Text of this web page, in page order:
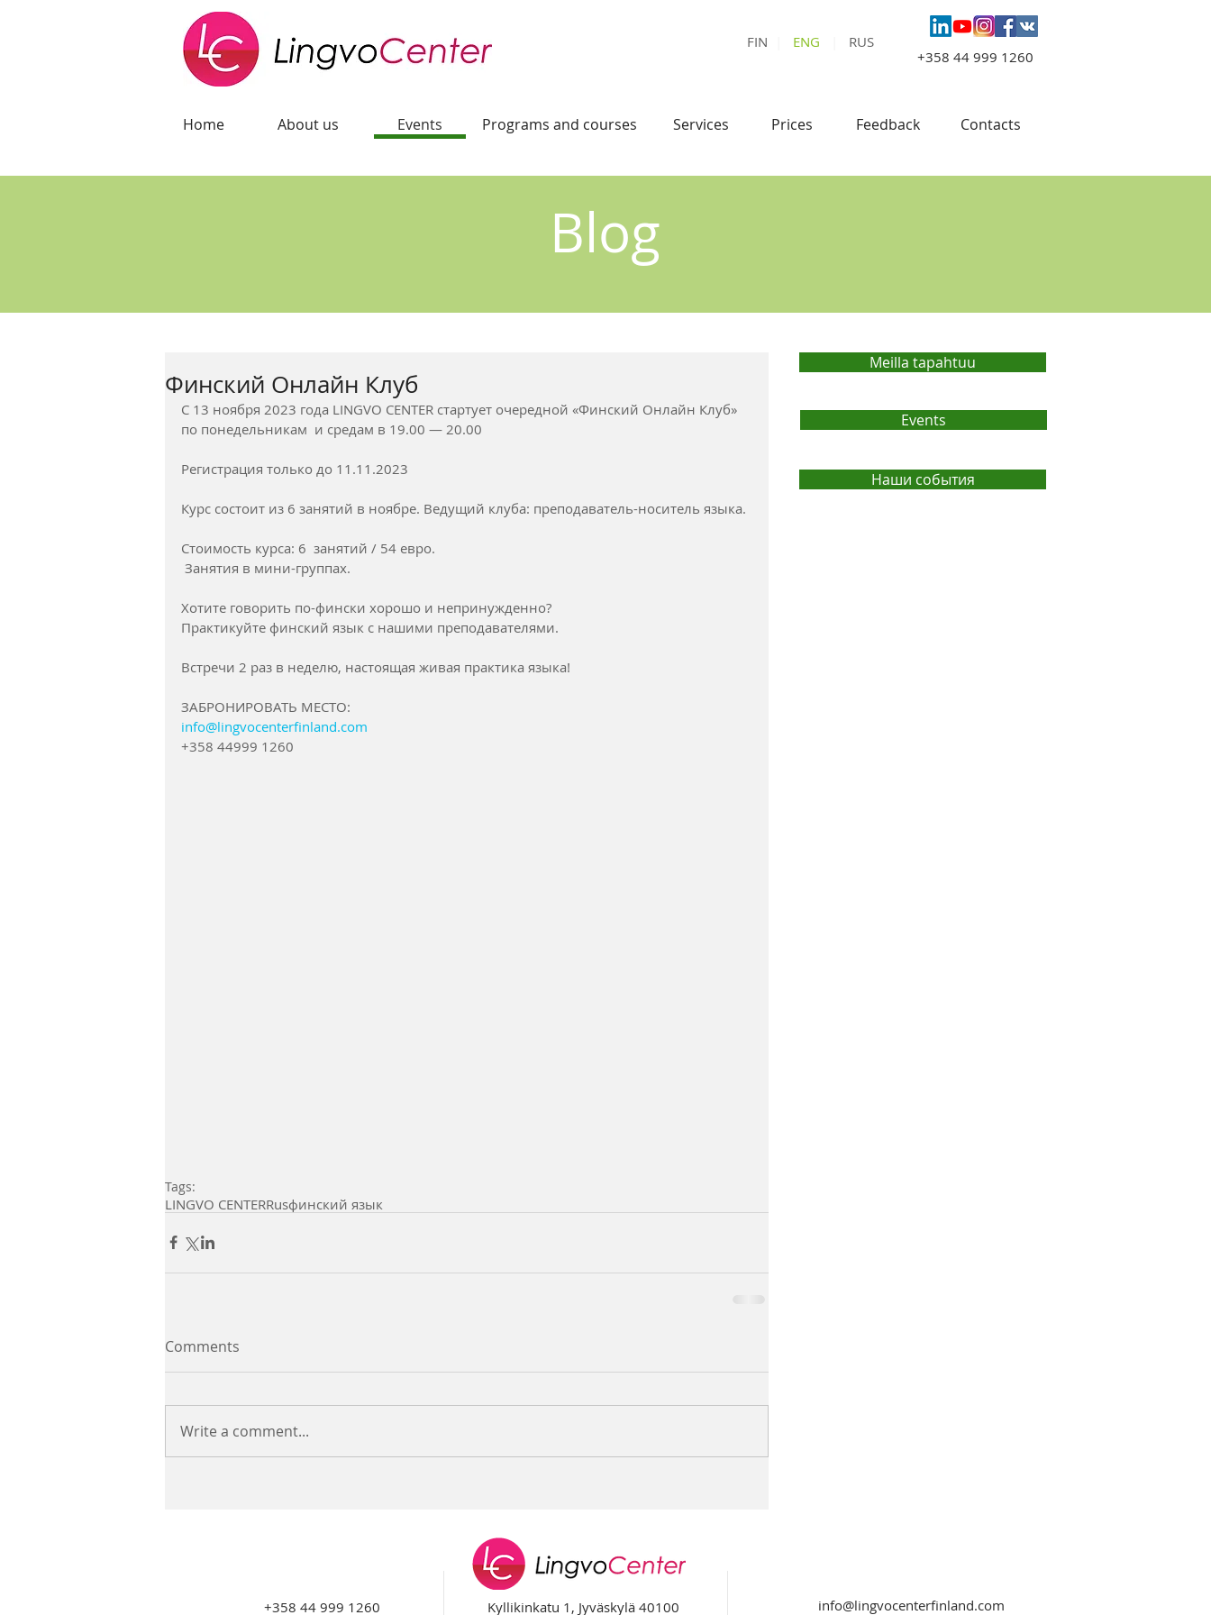
+358 44 999 1260
FIN ENG RUS
Home About us Events Programs and courses Services Prices Feedback Contacts
Blog
Финский Онлайн Клуб
С 13 ноября 2023 года LINGVO CENTER стартует очередной «Финский Онлайн Клуб»
по понедельникам  и средам в 19.00 — 20.00
Регистрация только до 11.11.2023
Курс состоит из 6 занятий в ноябре. Ведущий клуба: преподаватель-носитель языка.
Стоимость курса: 6  занятий / 54 евро.
Занятия в мини-группах.
Хотите говорить по-фински хорошо и непринужденно?
Практикуйте финский язык с нашими преподавателями.
Встречи 2 раз в неделю, настоящая живая практика языка!
ЗАБРОНИРОВАТЬ МЕСТО:
info@lingvocenterfinland.com
+358 44999 1260
Tags:
LINGVO CENTERRusфинский язык
Comments
Write a comment...
Meilla tapahtuu
Events
Наши события
+358 44 999 1260 Kyllikinkatu 1, Jyväskylä 40100 info@lingvocenterfinland.com